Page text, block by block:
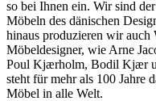
so bei Ihnen ein. Wir sind
Möbeln des dänischen
hinaus produzieren wir auch
Möbeldesigner, wie Arne
Poul Kjærholm, Bodil Kjær
steht für mehr als 100 Jahre
Möbel in alle Welt.